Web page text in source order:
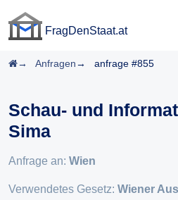
FragDenStaat.at
Startseite
Anfragen anfrage #855
Schau- und
Sima
Anfrage an: Wien
Verwendetes Gesetz: Wiener